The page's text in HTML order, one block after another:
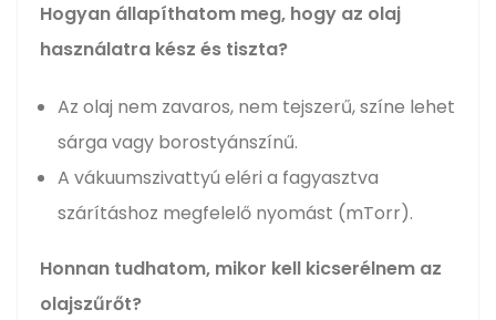
Hogyan állapíthatom meg, hogy az olaj
használatra kész és tiszta?
Az olaj nem zavaros, nem tejszerű, színe lehet
sárga vagy borostyánszínű.
A vákuumszivattyú eléri a fagyasztva
szárításhoz megfelelő nyomást (mTorr).
Honnan tudhatom, mikor kell kicserélnem az
olajszűrőt?